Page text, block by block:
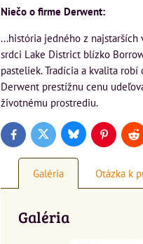
Niečo o firme Derwent:
...história jedného z najstarších
srdci Lake District blízko
pasteliek. Tradícia a kvalita
Derwent prestížnu cenu
životnému prostrediu.
FacebookTwitter BlueskyPinterest
Galéria Otázka k
Galéria